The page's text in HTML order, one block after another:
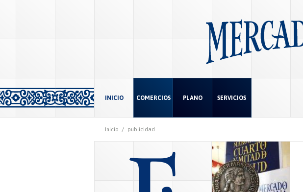
INICIO COMERCIOS PLANO SERVICIOS
Inicio / publicidad